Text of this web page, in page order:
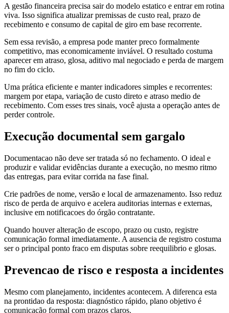
A gestão financeira precisa sair do modelo estatico e entrar em rotina
viva. Isso significa atualizar premissas de custo real, prazo de
recebimento e consumo de capital de giro em base recorrente.
Sem essa revisão, a empresa pode manter preco formalmente
competitivo, mas economicamente inviável. O resultado costuma
aparecer em atraso, glosa, aditivo mal negociado e perda de margem
no fim do ciclo.
Uma prática eficiente e manter indicadores simples e recorrentes:
margem por etapa, variação de custo direto e atraso medio de
recebimento. Com esses tres sinais, você ajusta a operação antes de
perder controle.
Execução documental sem gargalo
Documentacao não deve ser tratada só no fechamento. O ideal e
produzir e validar evidências durante a execução, no mesmo ritmo
das entregas, para evitar corrida na fase final.
Crie padrões de nome, versão e local de armazenamento. Isso reduz
risco de perda de arquivo e acelera auditorias internas e externas,
inclusive em notificacoes do órgão contratante.
Quando houver alteração de escopo, prazo ou custo, registre
comunicação formal imediatamente. A ausencia de registro costuma
ser o principal ponto fraco em disputas sobre reequilibrio e glosas.
Prevencao de risco e resposta a incidentes
Mesmo com planejamento, incidentes acontecem. A diferenca esta
na prontidao da resposta: diagnóstico rápido, plano objetivo é
comunicação formal com prazos claros.